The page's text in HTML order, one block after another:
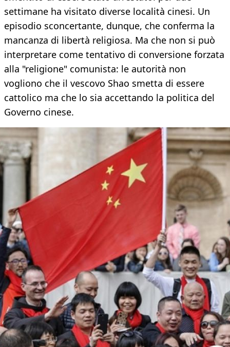
settimane ha visitato diverse località cinesi. Un
episodio sconcertante, dunque, che conferma la
mancanza di libertà religiosa. Ma che non si può
interpretare come tentativo di conversione forzata
alla "religione" comunista: le autorità non
vogliono che il vescovo Shao smetta di essere
cattolico ma che lo sia accettando la politica del
Governo cinese.